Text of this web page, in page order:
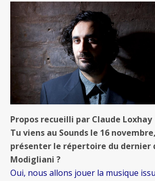
Propos recueilli par Claude Loxhay
Tu viens au Sounds le 16
présenter le répertoire du dernier
Modigliani ?
Oui, nous allons jouer la musique